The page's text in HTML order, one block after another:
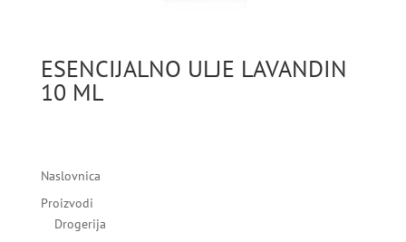
ESENCIJALNO ULJE LAVANDIN
10 ML
Naslovnica
Proizvodi
Drogerija